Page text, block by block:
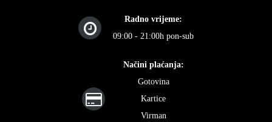
Radno vrijeme:
09:00 - 21:00h pon-sub
Načini plaćanja:
Gotovina
Kartice
Virman